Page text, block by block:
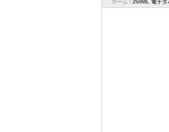
ホーム / 250ML 電子